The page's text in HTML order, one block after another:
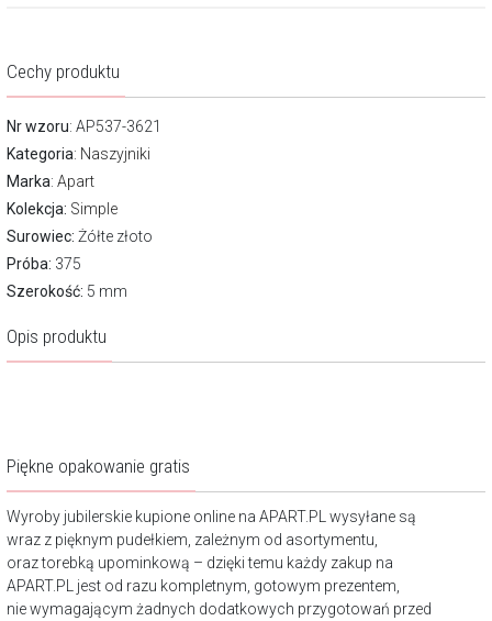
Cechy produktu
Nr wzoru: AP537-3621
Kategoria: Naszyjniki
Marka: Apart
Kolekcja: Simple
Surowiec: Żółte złoto
Próba: 375
Szerokość: 5 mm
Opis produktu
Piękne opakowanie gratis
Wyroby jubilerskie kupione online na APART.PL wysyłane są
wraz z pięknym pudełkiem, zależnym od asortymentu,
oraz torebką upominkową – dzięki temu każdy zakup na
APART.PL jest od razu kompletnym, gotowym prezentem,
nie wymagającym żadnych dodatkowych przygotowań przed